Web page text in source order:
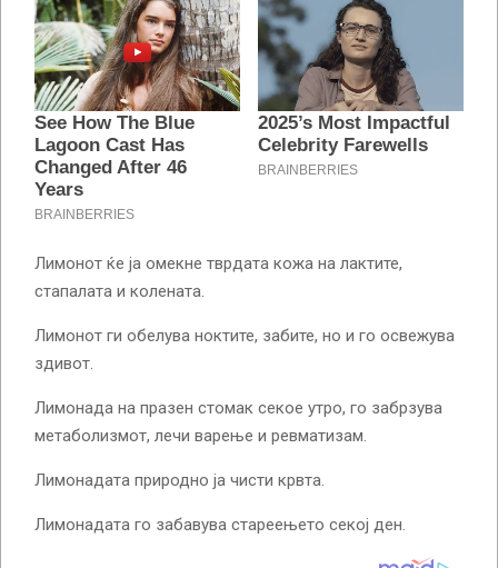
Лимонот ќе ја омекне тврдата кожа на лактите,
стапалата и колената.
Лимонот ги обелува ноктите, забите, но и го освежува
здивот.
Лимонада на празен стомак секое утро, го забрзува
метаболизмот, лечи варење и ревматизам.
Лимонадата природно ја чисти крвта.
Лимонадата го забавува стареењето секој ден.